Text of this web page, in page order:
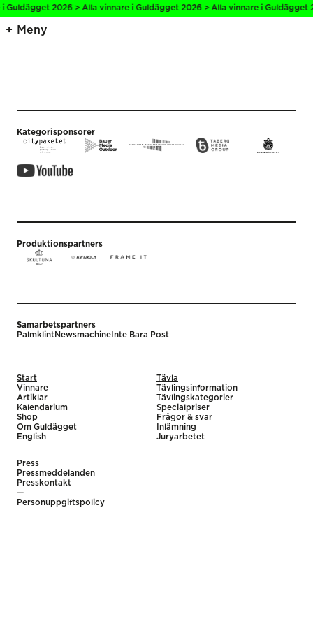
2026 > Alla vinnare i Guldägget 2026 > Alla vinnare i
Meny
Kategorisponsorer
Produktionspartners
Samarbetspartners
PalmklintNewsmachine Inte Bara Post
Start
Vinnare
Artiklar
Kalendarium
Shop
Om Guldägget
English
Tävla
Tävlingsinformation
Tävlingskategorier
Specialpriser
Frågor & svar
Inlämning
Juryarbetet
Press
Pressmeddelanden
Presskontakt
—
Personuppgiftspolicy